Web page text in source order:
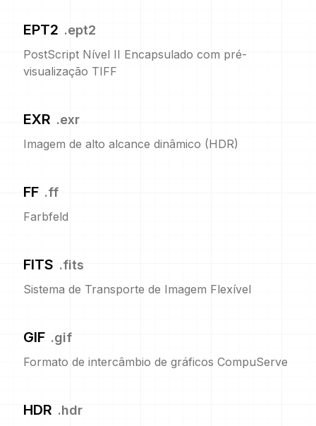
EPT2 .ept2
PostScript Nível II Encapsulado com pré-
visualização TIFF
EXR .exr
Imagem de alto alcance dinâmico (HDR)
FF .ff
Farbfeld
FITS .fits
Sistema de Transporte de Imagem Flexível
GIF .gif
Formato de intercâmbio de gráficos CompuServe
HDR .hdr